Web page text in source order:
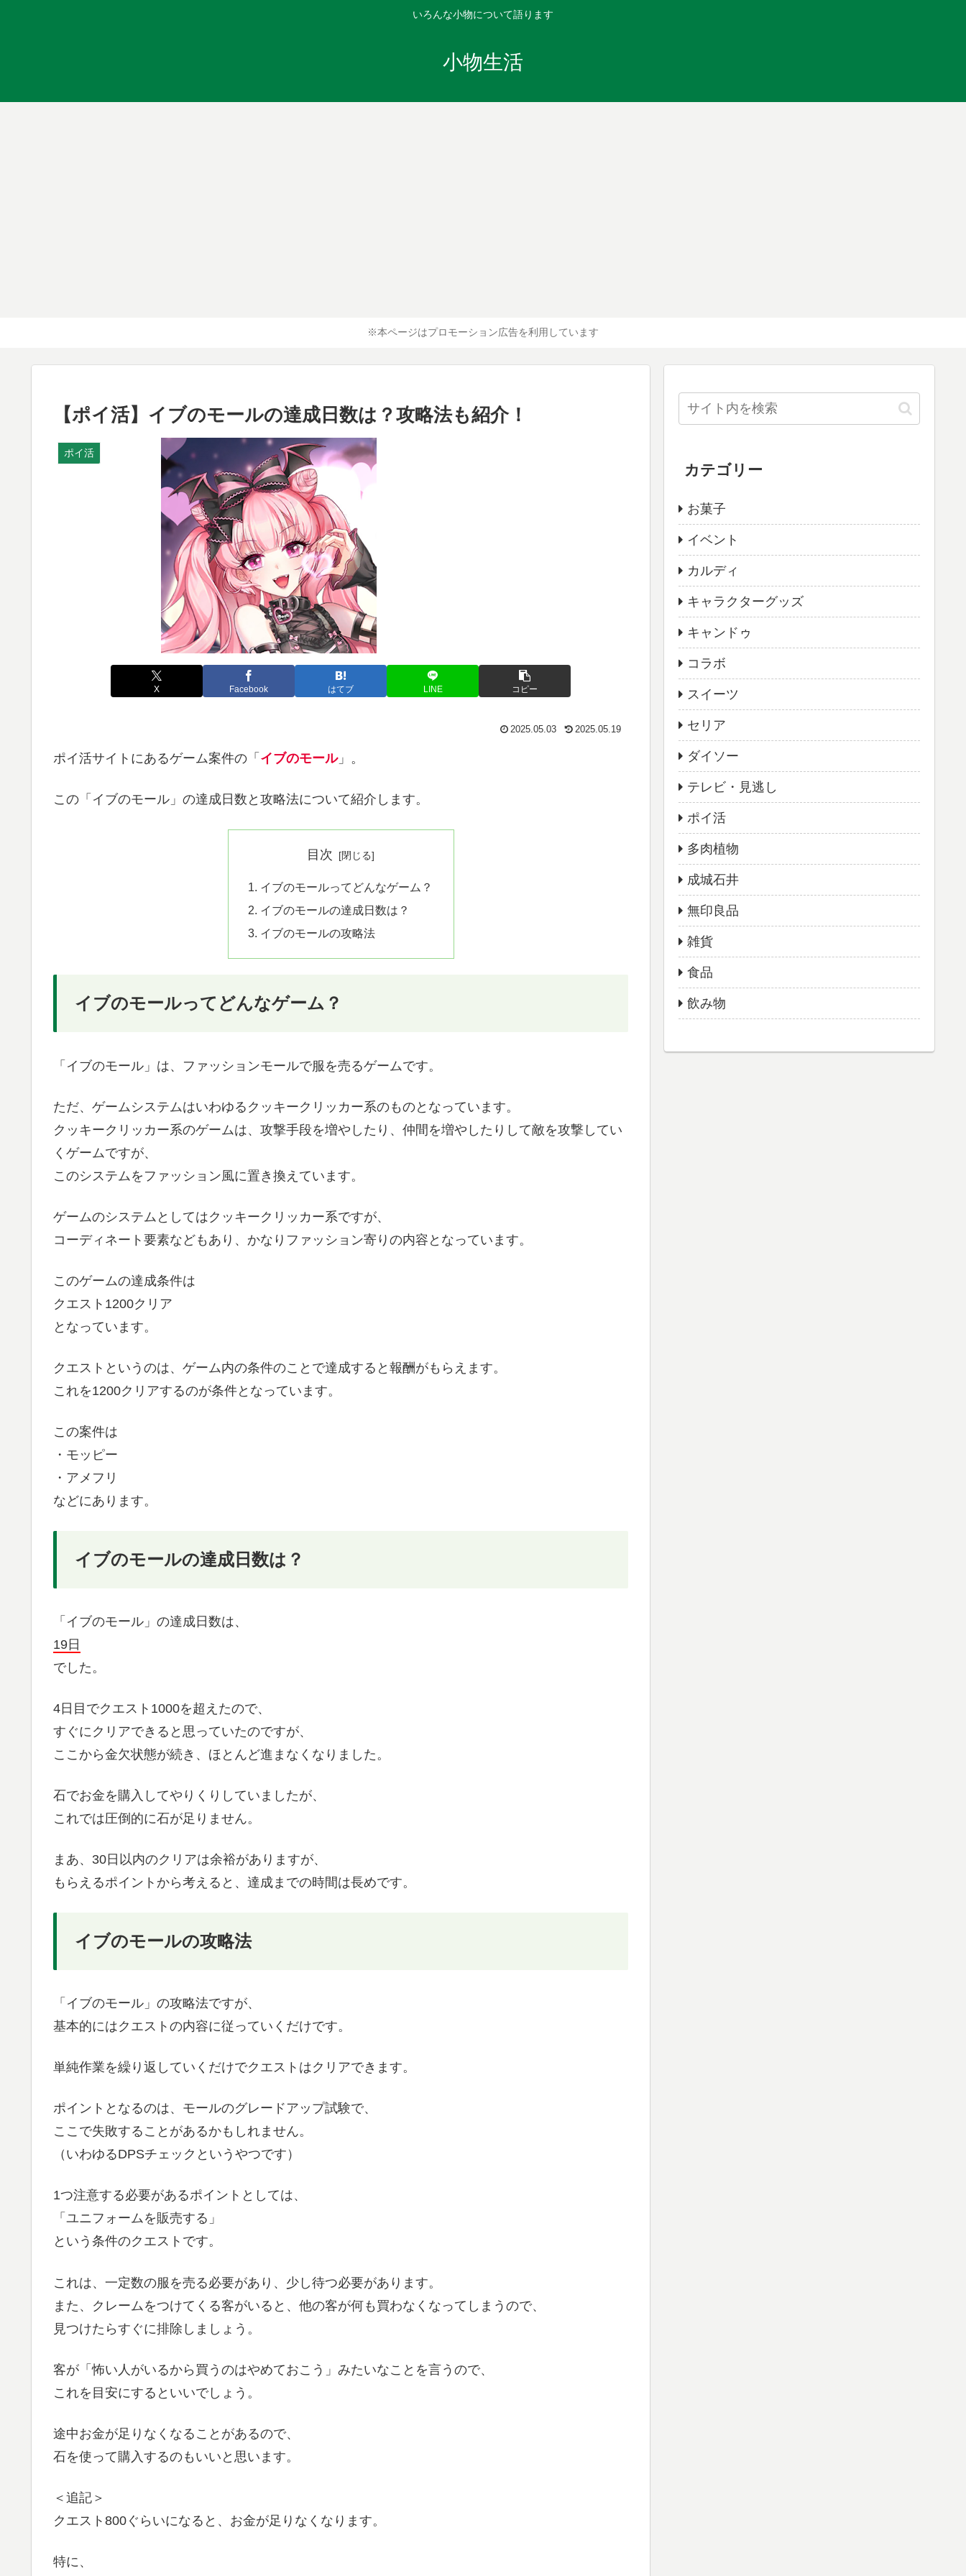
いろんな小物について語ります
小物生活
※本ページはプロモーション広告を利用しています
【ポイ活】イブのモールの達成日数は？攻略法も紹介！
ポイ活
X Facebook はてブ LINE コピー
2025.05.03 2025.05.19
ポイ活サイトにあるゲーム案件の「 イブのモール」。
この「イブのモール」の達成日数と攻略法について紹介します。
目次
イブのモールってどんなゲーム？
イブのモールの達成日数は？
イブのモールの攻略法
イブのモールってどんなゲーム？
「イブのモール」は、ファッションモールで服を売るゲームです。
ただ、ゲームシステムはいわゆるクッキークリッカー系のものとなっています。
クッキークリッカー系のゲームは、攻撃手段を増やしたり、仲間を増やしたりして敵を攻撃してい
くゲームですが、
このシステムをファッション風に置き換えています。
ゲームのシステムとしてはクッキークリッカー系ですが、
コーディネート要素などもあり、かなりファッション寄りの内容となっています。
このゲームの達成条件は
クエスト1200クリア
となっています。
クエストというのは、ゲーム内の条件のことで達成すると報酬がもらえます。
これを1200クリアするのが条件となっています。
この案件は
・モッピー
・アメフリ
などにあります。
イブのモールの達成日数は？
「イブのモール」の達成日数は、
19日
でした。
4日目でクエスト1000を超えたので、
すぐにクリアできると思っていたのですが、
ここから金欠状態が続き、ほとんど進まなくなりました。
石でお金を購入してやりくりしていましたが、
これでは圧倒的に石が足りません。
まあ、30日以内のクリアは余裕がありますが、
もらえるポイントから考えると、達成までの時間は長めです。
イブのモールの攻略法
「イブのモール」の攻略法ですが、
基本的にはクエストの内容に従っていくだけです。
単純作業を繰り返していくだけでクエストはクリアできます。
ポイントとなるのは、モールのグレードアップ試験で、
ここで失敗することがあるかもしれません。
（いわゆるDPSチェックというやつです）
1つ注意する必要があるポイントとしては、
「ユニフォームを販売する」
という条件のクエストです。
これは、一定数の服を売る必要があり、少し待つ必要があります。
また、クレームをつけてくる客がいると、他の客が何も買わなくなってしまうので、
見つけたらすぐに排除しましょう。
客が「怖い人がいるから買うのはやめておこう」みたいなことを言うので、
これを目安にするといいでしょう。
途中お金が足りなくなることがあるので、
石を使って購入するのもいいと思います。
＜追記＞
クエスト800ぐらいになると、お金が足りなくなります。
特に、
カテゴリー
お菓子
イベント
カルディ
キャラクターグッズ
キャンドゥ
コラボ
スイーツ
セリア
ダイソー
テレビ・見逃し
ポイ活
多肉植物
成城石井
無印良品
雑貨
食品
飲み物